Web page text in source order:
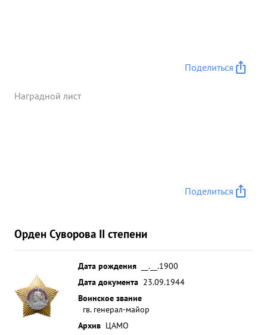
Поделиться
Наградной лист
Поделиться
Орден Суворова II степени
Дата рождения
__.__.1900
Дата документа 23.09.1944
Воинское звание
гв. генерал-майор
Архив ЦАМО